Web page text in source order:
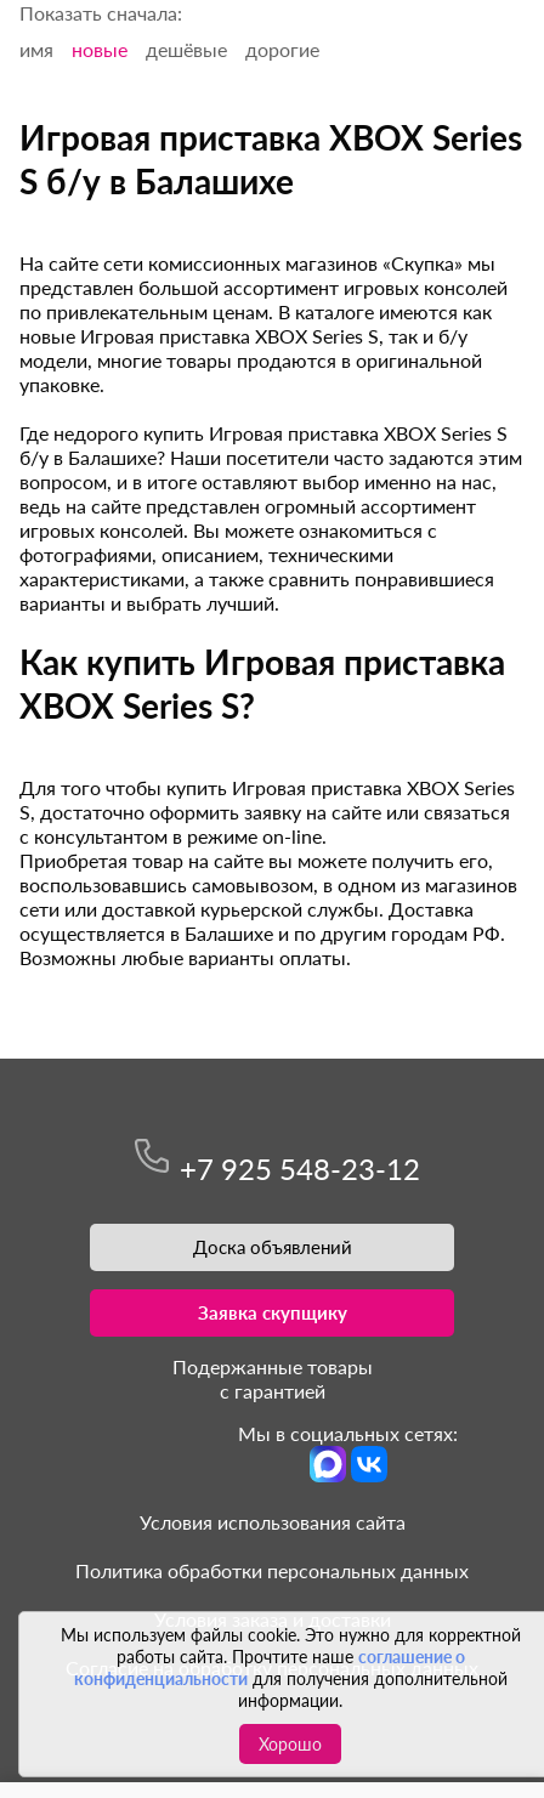
Показать сначала:
имя
новые дешёвые дорогие
Игровая приставка XBOX Series
S б/у в Балашихе
На сайте сети комиссионных магазинов «Скупка» мы
представлен большой ассортимент игровых консолей
по привлекательным ценам. В каталоге имеются как
новые Игровая приставка XBOX Series S, так и б/у
модели, многие товары продаются в оригинальной
упаковке.
Где недорого купить Игровая приставка XBOX Series S
б/у в Балашихе? Наши посетители часто задаются этим
вопросом, и в итоге оставляют выбор именно на нас,
ведь на сайте представлен огромный ассортимент
игровых консолей. Вы можете ознакомиться с
фотографиями, описанием, техническими
характеристиками, а также сравнить понравившиеся
варианты и выбрать лучший.
Как купить Игровая приставка
XBOX Series S?
Для того чтобы купить Игровая приставка XBOX Series
S, достаточно оформить заявку на сайте или связаться
с консультантом в режиме on-line.
Приобретая товар на сайте вы можете получить его,
воспользовавшись самовывозом, в одном из магазинов
сети или доставкой курьерской службы. Доставка
осуществляется в Балашихе и по другим городам РФ.
Возможны любые варианты оплаты.
Мы используем файлы cookie. Это нужно для корректной
работы сайта. Прочтите наше соглашение о
конфиденциальностидля получения дополнительной
информации.
Хорошо
+7 925 548-23-12
Доска объявлений
Заявка скупщику
Подержанные товары
с гарантией
Мы в социальных сетях:
Условия использования сайта
Политика обработки персональных данных
Условия заказа и доставки
Согласие на обработку персональных данных